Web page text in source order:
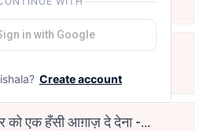
को एक हँसी आग़ाज़ दे देना -
in with Google
Create account